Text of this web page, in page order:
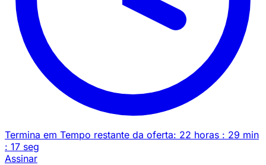
Termina em Tempo restante da oferta: 22 horas : 29 min
: 17 seg
Assinar